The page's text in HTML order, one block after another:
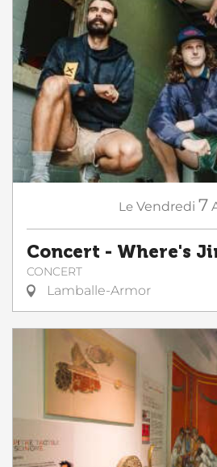
Le Vendredi 7
Concert - Where's
CONCERT
Lamballe-Armor